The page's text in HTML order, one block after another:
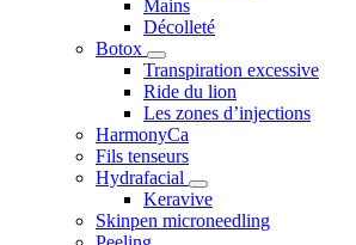
Mains
Décolleté
Botox
Transpiration excessive
Ride du lion
Les zones d’injections
HarmonyCa
Fils tenseurs
Hydrafacial
Keravive
Skinpen microneedling